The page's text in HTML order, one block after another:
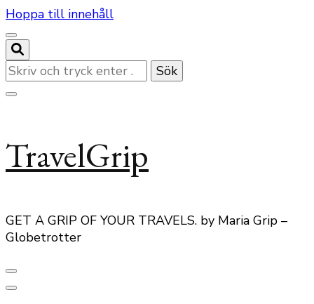
Hoppa till innehåll
Letar
du
efter
TravelGrip
GET A GRIP OF YOUR TRAVELS. by Maria Grip –
Globetrotter